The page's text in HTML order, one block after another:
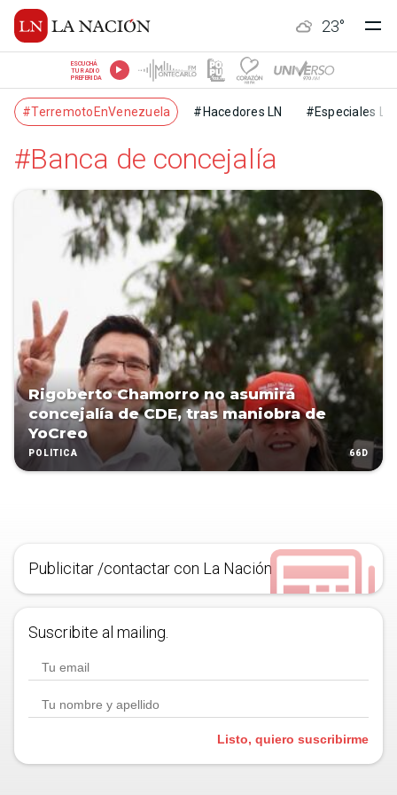
23°
ESCUCHÁ
TU RADIO
PREFERIDA
#TerremotoEnVenezuela #Hacedores LN #Especiales LN
#Banca de concejalía
Rigoberto Chamorro no asumirá
concejalía de CDE, tras maniobra de
YoCreo
POLÍTICA 66D
Publicitar /contactar con La Nación
Suscribite al mailing.
Listo, quiero suscribirme